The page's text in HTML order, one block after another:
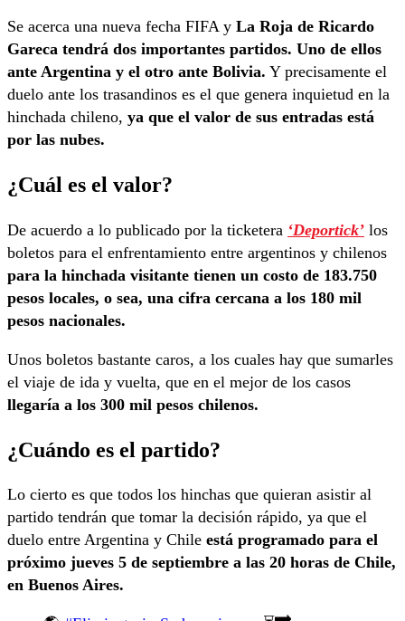
Se acerca una nueva fecha FIFA y La Roja de Ricardo
Gareca tendrá dos importantes partidos. Uno de ellos
ante Argentina y el otro ante Bolivia. Y precisamente el
duelo ante los trasandinos es el que genera inquietud en la
hinchada chileno, ya que el valor de sus entradas está
por las nubes.
¿Cuál es el valor?
De acuerdo a lo publicado por la ticketera ‘Deportick’ los
boletos para el enfrentamiento entre argentinos y chilenos
para la hinchada visitante tienen un costo de 183.750
pesos locales, o sea, una cifra cercana a los 180 mil
pesos nacionales.
Unos boletos bastante caros, a los cuales hay que sumarles
el viaje de ida y vuelta, que en el mejor de los casos
llegaría a los 300 mil pesos chilenos.
¿Cuándo es el partido?
Lo cierto es que todos los hinchas que quieran asistir al
partido tendrán que tomar la decisión rápido, ya que el
duelo entre Argentina y Chile está programado para el
próximo jueves 5 de septiembre a las 20 horas de Chile,
en Buenos Aires.